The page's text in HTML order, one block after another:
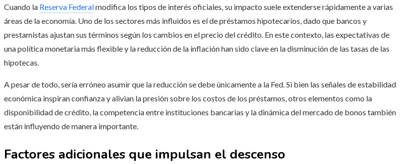
Cuando la Reserva Federalmodifica los tipos de interés oficiales, su impacto suele extenderse rápidamente a varias
áreas de la economía. Uno de los sectores más influidos es el de préstamos hipotecarios, dado que bancos y
prestamistas ajustan sus términos según los cambios en el precio del crédito. En este contexto, las expectativas de
una política monetaria más flexible y la reducción de la inflación han sido clave en la disminución de las tasas de las
hipotecas.
A pesar de todo, sería erróneo asumir que la reducción se debe únicamente a la Fed. Si bien las señales de estabilidad
económica inspiran confianza y alivian la presión sobre los costos de los préstamos, otros elementos como la
disponibilidad de crédito, la competencia entre instituciones bancarias y la dinámica del mercado de bonos también
están influyendo de manera importante.
Factores adicionales que impulsan el descenso